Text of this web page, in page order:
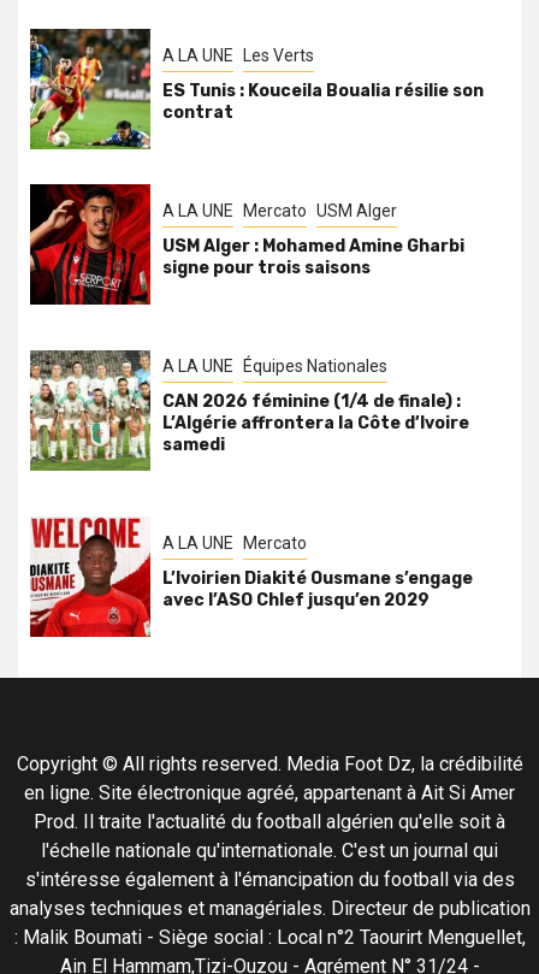
A LA UNE Les Verts
ES Tunis : Kouceila Boualia résilie son
contrat
A LA UNE Mercato USM Alger
USM Alger : Mohamed Amine Gharbi
signe pour trois saisons
A LA UNE Équipes Nationales
CAN 2026 féminine (1/4 de finale) :
L’Algérie affrontera la Côte d’Ivoire
samedi
A LA UNE Mercato
L’Ivoirien Diakité Ousmane s’engage
avec l’ASO Chlef jusqu’en 2029
Copyright © All rights reserved. Media Foot Dz, la crédibilité
en ligne. Site électronique agréé, appartenant à Ait Si Amer
Prod. Il traite l'actualité du football algérien qu'elle soit à
l'échelle nationale qu'internationale. C'est un journal qui
s'intéresse également à l'émancipation du football via des
analyses techniques et managériales. Directeur de publication
: Malik Boumati - Siège social : Local n°2 Taourirt Menguellet,
Ain El Hammam,Tizi-Ouzou - Agrément N° 31/24 -